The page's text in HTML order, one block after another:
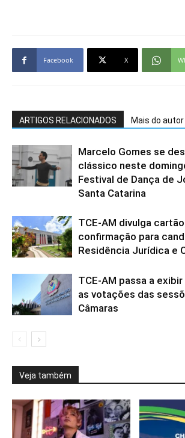
Facebook X
ARTIGOS RELACIONADOS Mais do autor
Marcelo Gomes se
clássico neste
Festival de Dança de
Santa Catarina
TCE-AM divulga
confirmação para
Residência Jurídica e
TCE-AM passa a
as votações das
Câmaras
Veja também